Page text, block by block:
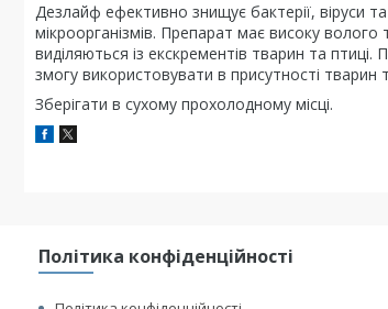
Дезлайф ефективно знищує бактерії, віруси
мікроорганізмів. Препарат має високу волого
виділяються із екскрементів тварин та
змогу використовувати в присутності
Зберігати в сухому прохолодному місці.
Політика конфіденційності